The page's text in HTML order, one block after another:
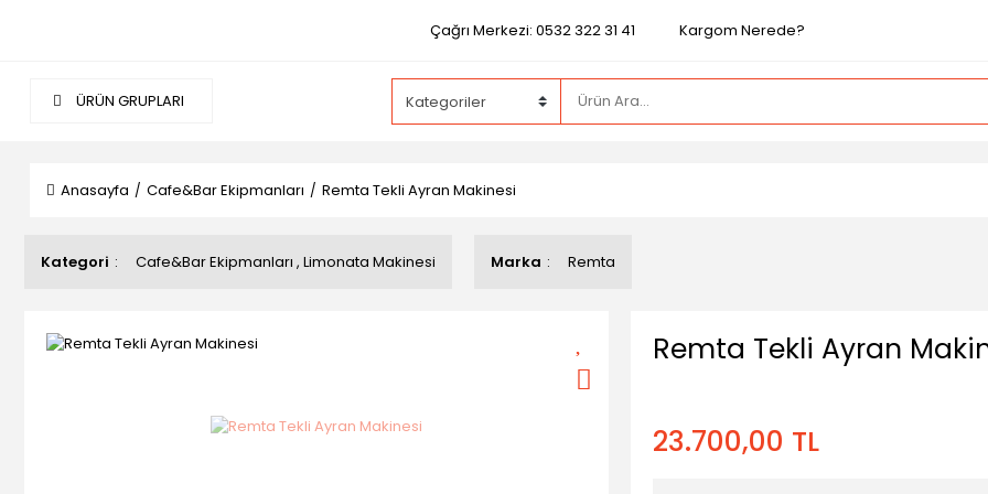
Çağrı Merkezi: 0532 322 31 41 Kargom Nerede?
ÜRÜN GRUPLARI
Anasayfa Cafe&Bar Ekipmanları Remta Tekli Ayran Makinesi
Kategori Cafe&Bar Ekipmanları , Limonata Makinesi Marka Remta
Remta Tekli Ayran
23.700,00 TL